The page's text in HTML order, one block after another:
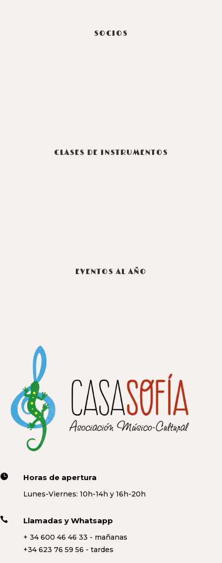
SOCIOS
CLASES DE INSTRUMENTOS
EVENTOS AL AÑO
 Horas de apertura
Lunes-Viernes: 10h-14h y 16h-20h
 Llamadas y Whatsapp
+ 34 600 46 46 33 - mañanas
+34 623 76 59 56 - tardes